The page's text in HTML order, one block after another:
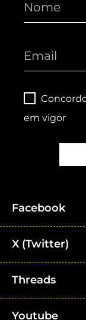
em vigor
Facebook
X (Twitter)
Threads
Youtube